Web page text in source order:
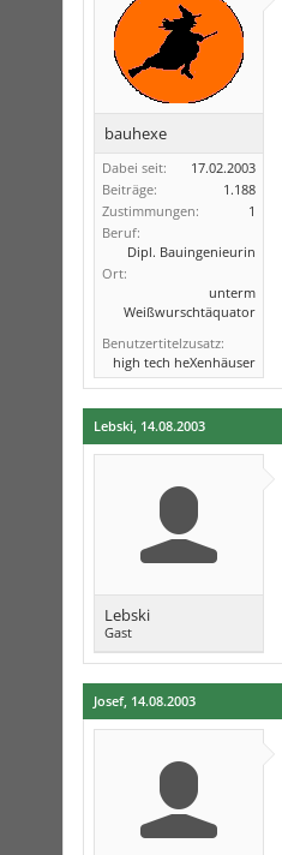
bauhexe
Dabei seit:
17.02.2003
Beiträge:
1.188
Zustimmungen:
1
Beruf:
Dipl. Bauingenieurin
Ort:
unterm
Weißwurschtäquator
Benutzertitelzusatz:
high tech heXenhäuser
Lebski, 14.08.2003
Lebski
Gast
Josef, 14.08.2003